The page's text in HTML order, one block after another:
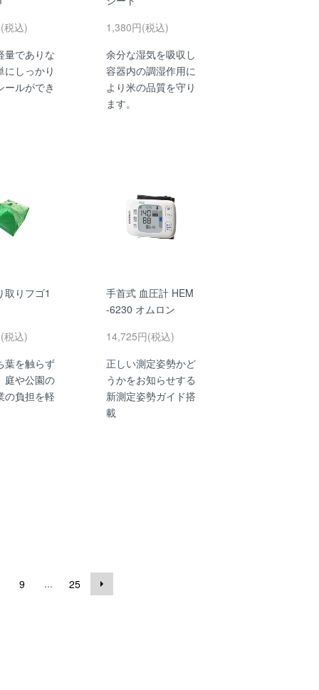
税込)
量でありな
にしっかり
ールができ
1,380円(税込)
余分な湿気を吸収し
容器内の調湿作用に
より米の品質を守り
ます。
取りフゴ1
税込)
葉を触らず
庭や公園の
の負担を軽
手首式 血圧計 HEM
-6230 オムロン
14,725円(税込)
正しい測定姿勢かど
うかをお知らせする
新測定姿勢ガイド搭
載
9 ... 25